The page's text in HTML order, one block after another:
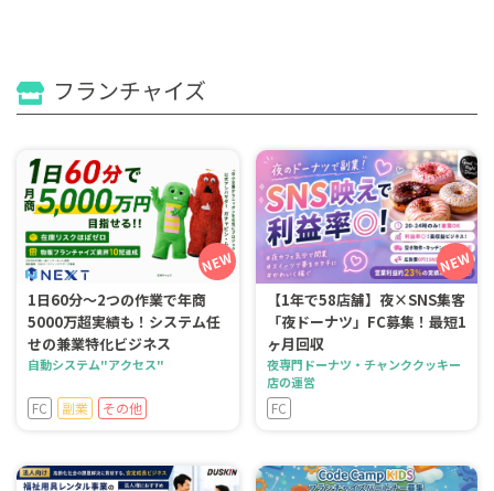
フランチャイズ
1日60分～2つの作業で年商
5000万超実績も！システム任
せの兼業特化ビジネス
自動システム"アクセス"
FC 副業 その他
【1年で58店舗】夜×SNS集客
「夜ドーナツ」FC募集！最短1
ヶ月回収
夜専門ドーナツ・チャンククッキー
店の運営
FC